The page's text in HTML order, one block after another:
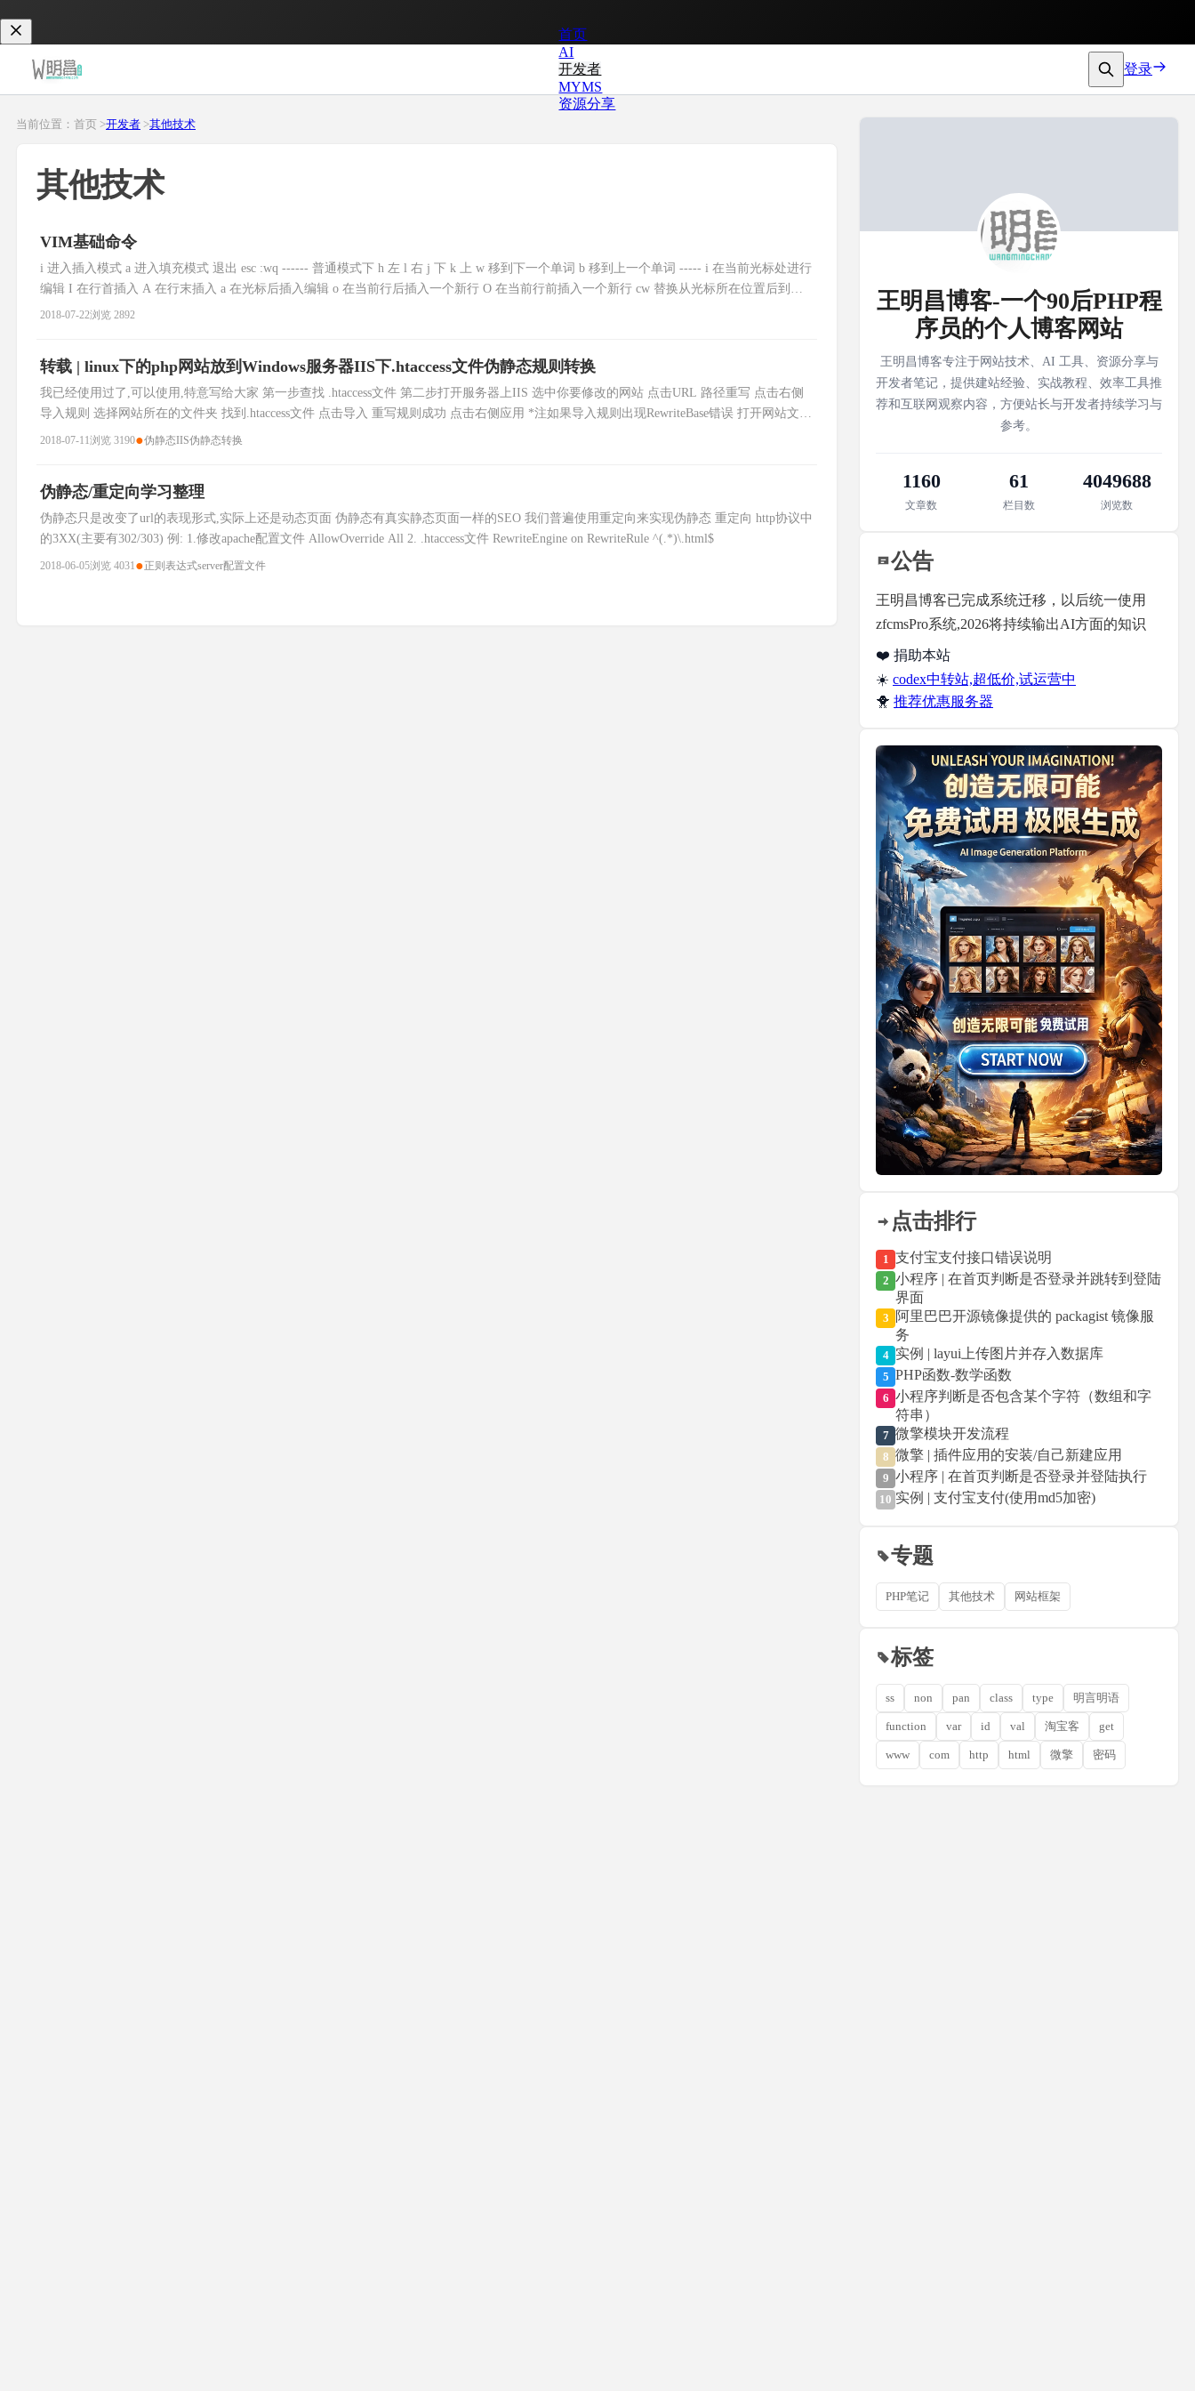
首页
AI
开发者
MYMS
资源分享
登录
当前位置：首页 >开发者 >其他技术
其他技术
VIM基础命令
i 进入插入模式 a 进入填充模式 退出 esc :wq ------ 普通模式下 h 左 l 右 j 下 k 上 w 移到下一个单词 b 移到上一个单词 ----- i 在当前光标处进行
编辑 I 在行首插入 A 在行末插入 a 在光标后插入编辑 o 在当前行后插入一个新行 O 在当前行前插入一个新行 cw 替换从光标所在位置后到一
个单词结尾的字符 ----
2018-07-22浏览 2892
转载 | linux下的php网站放到Windows服务器IIS下.htaccess文件伪静态规则转换
我已经使用过了,可以使用,特意写给大家 第一步查找 .htaccess文件 第二步打开服务器上IIS 选中你要修改的网站 点击URL 路径重写 点击右侧
导入规则 选择网站所在的文件夹 找到.htaccess文件 点击导入 重写规则成功 点击右侧应用 *注如果导入规则出现RewriteBase错误 打开网站文件
找到.htaccess 把RewriteBase
2018-07-11浏览 3190●伪静态IIS伪静态转换
伪静态/重定向学习整理
伪静态只是改变了url的表现形式,实际上还是动态页面 伪静态有真实静态页面一样的SEO 我们普遍使用重定向来实现伪静态 重定向 http协议中
的3XX(主要有302/303) 例: 1.修改apache配置文件 AllowOverride All 2. .htaccess文件 RewriteEngine on RewriteRule ^(.*)\.html$
2018-06-05浏览 4031 ●正则表达式server配置文件
王明昌博客-一个90后PHP程
序员的个人博客网站
王明昌博客专注于网站技术、AI 工具、资源分享与
开发者笔记，提供建站经验、实战教程、效率工具推
荐和互联网观察内容，方便站长与开发者持续学习与
参考。
1160
文章数
61
栏目数
4049688
浏览数
公告
王明昌博客已完成系统迁移，以后统一使用
zfcmsPro系统,2026将持续输出AI方面的知识
❤️ 捐助本站
☀️ codex中转站,超低价,试运营中
🐥 推荐优惠服务器
点击排行
1 支付宝支付接口错误说明
2 小程序 | 在首页判断是否登录并跳转到登陆
界面
3
阿里巴巴开源镜像提供的 packagist 镜像服
务
4 实例 | layui上传图片并存入数据库
5 PHP函数-数学函数
6 小程序判断是否包含某个字符（数组和字
符串）
7 微擎模块开发流程
8 微擎 | 插件应用的安装/自己新建应用
9 小程序 | 在首页判断是否登录并登陆执行
10 实例 | 支付宝支付(使用md5加密)
专题
PHP笔记 其他技术 网站框架
标签
ss non pan class type 明言明语
function var id val 淘宝客 get
www com http html 微擎 密码